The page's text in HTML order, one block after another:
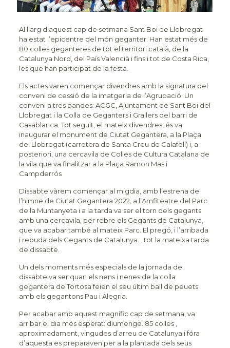
Al llarg d’aquest cap de setmana Sant Boi de Llobregat
ha estat l’epicentre del món geganter. Han estat més de
80 colles geganteres de tot el territori català, de la
Catalunya Nord, del País Valencià i fins i tot de Costa Rica,
les que han participat de la festa.
Els actes varen començar divendres amb la signatura del
conveni de cessió de la imatgeria de l’Agrupació. Un
conveni a tres bandes: ACGC, Ajuntament de Sant Boi del
Llobregat i la Colla de Geganters i Grallers del barri de
Casablanca. Tot seguit, el mateix divendres, és va
inaugurar el monument de Ciutat Gegantera, a la Plaça
del Llobregat (carretera de Santa Creu de Calafell) i, a
posteriori, una cercavila de Colles de Cultura Catalana de
la vila que va finalitzar a la Plaça Ramon Mas i
Campderrós
Dissabte vàrem començar al migdia, amb l’estrena de
l’himne de Ciutat Gegantera 2022, a l’Amfiteatre del Parc
de la Muntanyeta i a la tarda va ser el torn dels gegants
amb una cercavila, per rebre els Gegants de Catalunya,
que va acabar també al mateix Parc. El pregó, i l’arribada
i rebuda dels Gegants de Catalunya… tot la mateixa tarda
de dissabte.
Un dels moments més especials de la jornada de
dissabte va ser quan els nens i nenes de la colla
gegantera de Tortosa feien el seu últim ball de peuets
amb els gegantons Pau i Alegria.
Per acabar amb aquest magnífic cap de setmana, va
arribar el dia més esperat: diumenge. 85 colles ,
aproximadament, vingudes d’arreu de Catalunya i fóra
d’aquesta es preparaven per a la plantada dels seus